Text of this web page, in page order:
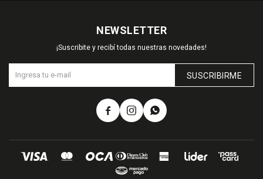
NEWSLETTER
¡Suscribite y recibí todas nuestras novedades!
SUSCRIBIRME
  